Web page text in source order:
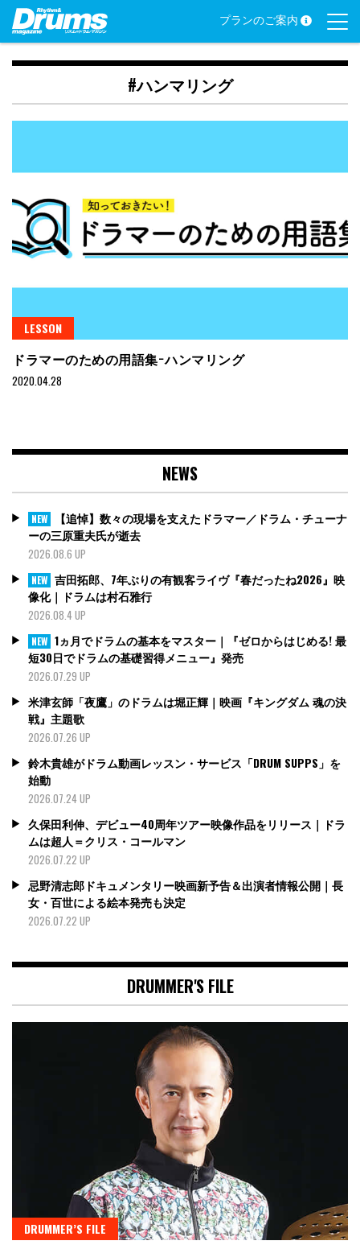
Skip
content
プランのご案内
#ハンマリング
LESSON
ドラマーのための用語集−ハンマリング
2020.04.28
NEWS
NEW
【追悼】数々の現場を支えたドラマー／ドラム・チューナ
ーの三原重夫氏が逝去
2026.08.6 UP
NEW 吉田拓郎、7年ぶりの有観客ライヴ『春だったね2026』映
像化｜ドラムは村石雅行
2026.08.4 UP
NEW 1ヵ月でドラムの基本をマスター｜『ゼロからはじめる! 最
短30日でドラムの基礎習得メニュー』発売
2026.07.29 UP
米津玄師「夜鷹」のドラムは堀正輝｜映画『キングダム 魂の決
戦』主題歌
2026.07.26 UP
鈴木貴雄がドラム動画レッスン・サービス「DRUM SUPPS」を
始動
2026.07.24 UP
久保田利伸、デビュー40周年ツアー映像作品をリリース｜ドラ
ムは超人＝クリス・コールマン
2026.07.22 UP
忌野清志郎ドキュメンタリー映画新予告＆出演者情報公開｜長
女・百世による絵本発売も決定
2026.07.22 UP
DRUMMER'S FILE
DRUMMER’S FILE